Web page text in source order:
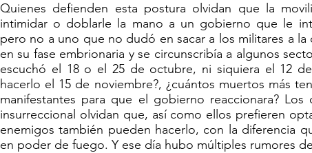
Quienes defienden esta postura olvidan que la
intimidar o doblarle la mano a un gobierno que le
pero no a uno que no dudó en sacar a los militares a la
en su fase embrionaria y se circunscribía a algunos
escuchó el 18 o el 25 de octubre, ni siquiera el 12
hacerlo el 15 de noviembre?, ¿cuántos muertos más
manifestantes para que el gobierno reaccionara?
insurreccional olvidan que, así como ellos prefieren
enemigos también pueden hacerlo, con la diferencia
en poder de fuego. Y ese día hubo múltiples rumores